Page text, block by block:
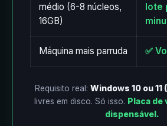
médio (6-8 núcleos,
16GB)
lote
Máquina mais parruda ✅
Requisito real: Windows 10 ou
livres em disco. Só isso. Placa de
dispensável.